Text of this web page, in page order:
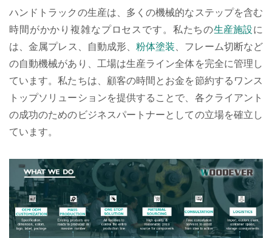
ハンドトラックの生産は、多くの機械的なステップを含む
時間がかかり複雑なプロセスです。私たちの生産施設に
は、金属プレス、自動成形、粉体塗装、フレーム切断など
の自動機械があり、工場は生産ライン全体を完全に管理し
ています。私たちは、顧客の時間とお金を節約するワンス
トップソリューションを提供することで、各クライアント
の成功のためのビジネスパートナーとしての立場を確立し
ています。